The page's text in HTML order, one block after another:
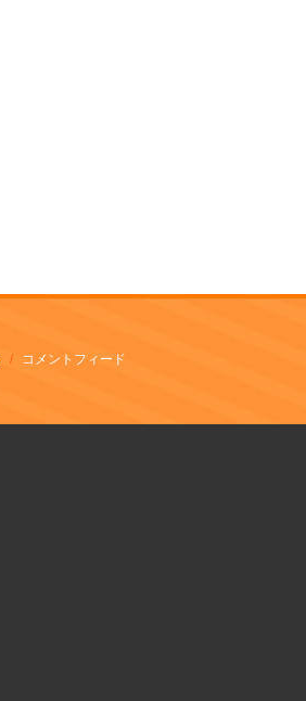
/ コメントフィード